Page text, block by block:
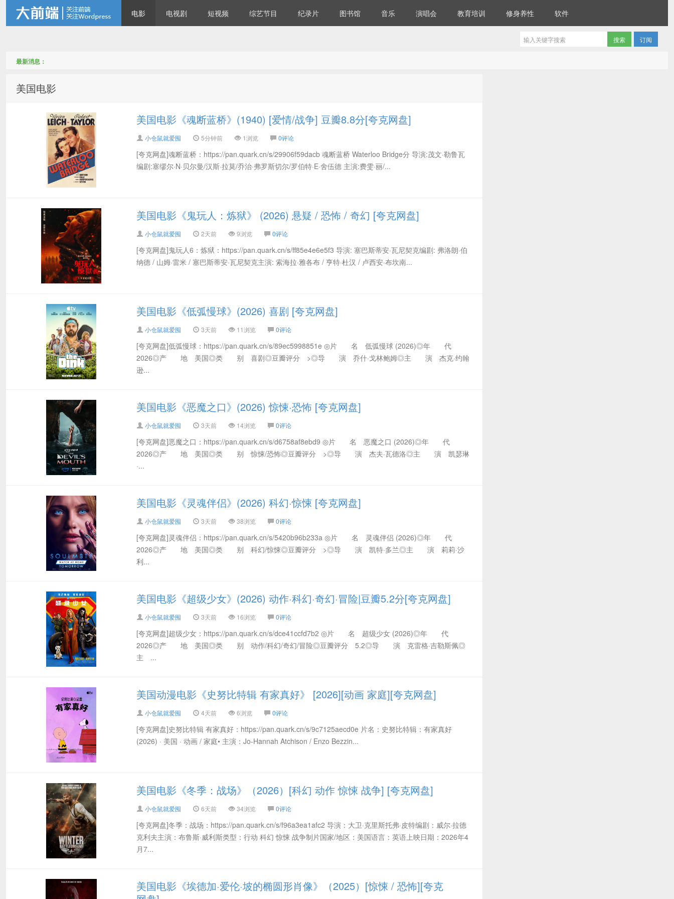
电影 电视剧 短视频 综艺节目 纪录片 图书馆 音乐 演唱会 教育培训 修身养性 软件
订阅
最新消息：
美国电影
美国电影《魂断蓝桥》(1940) [爱情/战争] 豆瓣8.8分[夸克网盘]
小仓鼠就爱囤 5分钟前 1浏览 0评论
[夸克网盘]魂断蓝桥：https://pan.quark.cn/s/29906f59dacb 魂断蓝桥 Waterloo Bridge分 导演:茂文·勒鲁瓦
编剧:塞缪尔·N·贝尔曼/汉斯·拉莫/乔治·弗罗斯切尔/罗伯特·E·舍伍德 主演:费雯·丽/...
美国电影《鬼玩人：炼狱》 (2026) 悬疑 / 恐怖 / 奇幻 [夸克网盘]
小仓鼠就爱囤 2天前 9浏览 0评论
[夸克网盘]鬼玩人6：炼狱：https://pan.quark.cn/s/ff85e4e6e5f3 导演: 塞巴斯蒂安·瓦尼契克编剧: 弗洛朗·伯
纳德 / 山姆·雷米 / 塞巴斯蒂安·瓦尼契克主演: 索海拉·雅各布 / 亨特·杜汉 / 卢西安·布坎南...
美国电影《低弧慢球》(2026) 喜剧 [夸克网盘]
小仓鼠就爱囤 3天前 11浏览 0评论
[夸克网盘]低弧慢球：https://pan.quark.cn/s/89ec5998851e ◎片 名 低弧慢球 (2026)◎年 代
2026◎产 地 美国◎类 别 喜剧◎豆瓣评分 >◎导 演 乔什·戈林鲍姆◎主 演 杰克·约翰
逊...
美国电影《恶魔之口》(2026) 惊悚·恐怖 [夸克网盘]
小仓鼠就爱囤 3天前 14浏览 0评论
[夸克网盘]恶魔之口：https://pan.quark.cn/s/d6758af8ebd9 ◎片 名 恶魔之口 (2026)◎年 代
2026◎产 地 美国◎类 别 惊悚/恐怖◎豆瓣评分 >◎导 演 杰夫·瓦德洛◎主 演 凯瑟琳
·...
美国电影《灵魂伴侣》(2026) 科幻·惊悚 [夸克网盘]
小仓鼠就爱囤 3天前 38浏览 0评论
[夸克网盘]灵魂伴侣：https://pan.quark.cn/s/5420b96b233a ◎片 名 灵魂伴侣 (2026)◎年 代
2026◎产 地 美国◎类 别 科幻/惊悚◎豆瓣评分 >◎导 演 凯特·多兰◎主 演 莉莉·沙
利...
美国电影《超级少女》(2026) 动作·科幻·奇幻·冒险|豆瓣5.2分[夸克网盘]
小仓鼠就爱囤 3天前 16浏览 0评论
[夸克网盘]超级少女：https://pan.quark.cn/s/dce41ccfd7b2 ◎片 名 超级少女 (2026)◎年 代
2026◎产 地 美国◎类 别 动作/科幻/奇幻/冒险◎豆瓣评分 5.2◎导 演 克雷格·吉勒斯佩◎
主 ...
美国动漫电影《史努比特辑 有家真好》 [2026][动画 家庭][夸克网盘]
小仓鼠就爱囤 4天前 6浏览 0评论
[夸克网盘]史努比特辑 有家真好：https://pan.quark.cn/s/9c7125aecd0e 片名：史努比特辑：有家真好
(2026) · 美国 · 动画 / 家庭• 主演：Jo-Hannah Atchison / Enzo Bezzin...
美国电影《冬季：战场》（2026）[科幻 动作 惊悚 战争] [夸克网盘]
小仓鼠就爱囤 6天前 34浏览 0评论
[夸克网盘]冬季：战场：https://pan.quark.cn/s/f96a3ea1afc2 导演：大卫·克里斯托弗·皮特编剧：威尔·拉德
克利夫主演：布鲁斯·威利斯类型：行动 科幻 惊悚 战争制片国家/地区：美国语言：英语上映日期：2026年4
月7...
美国电影《埃德加·爱伦·坡的椭圆形肖像》（2025）[惊悚 / 恐怖][夸克